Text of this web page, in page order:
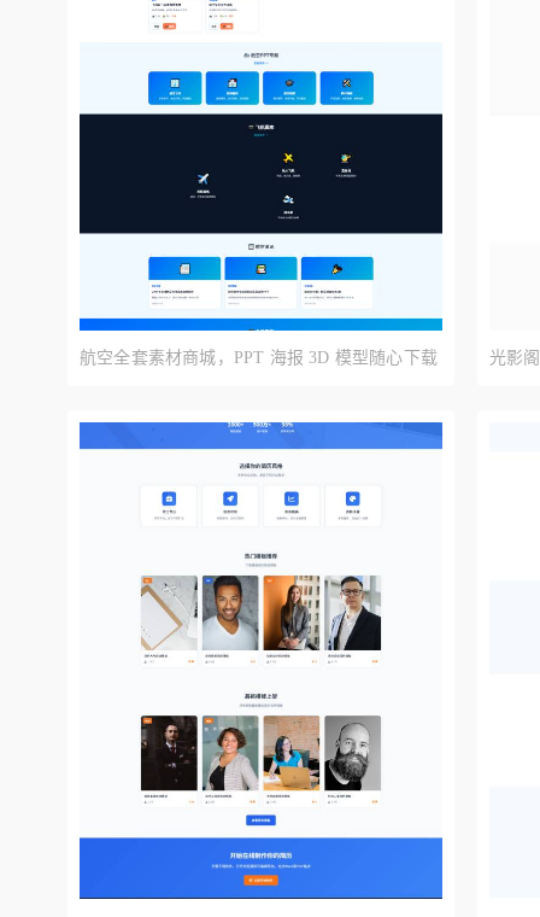
预览
航空全套素材商城，PPT 海报 3D 模型随心下载 光影